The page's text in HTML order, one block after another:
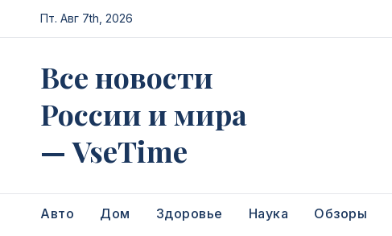
Перейти
к
Пт. Авг 7th, 2026
Все новости
России и мира
— VseTime
Авто Дом Здоровье Наука Обзоры